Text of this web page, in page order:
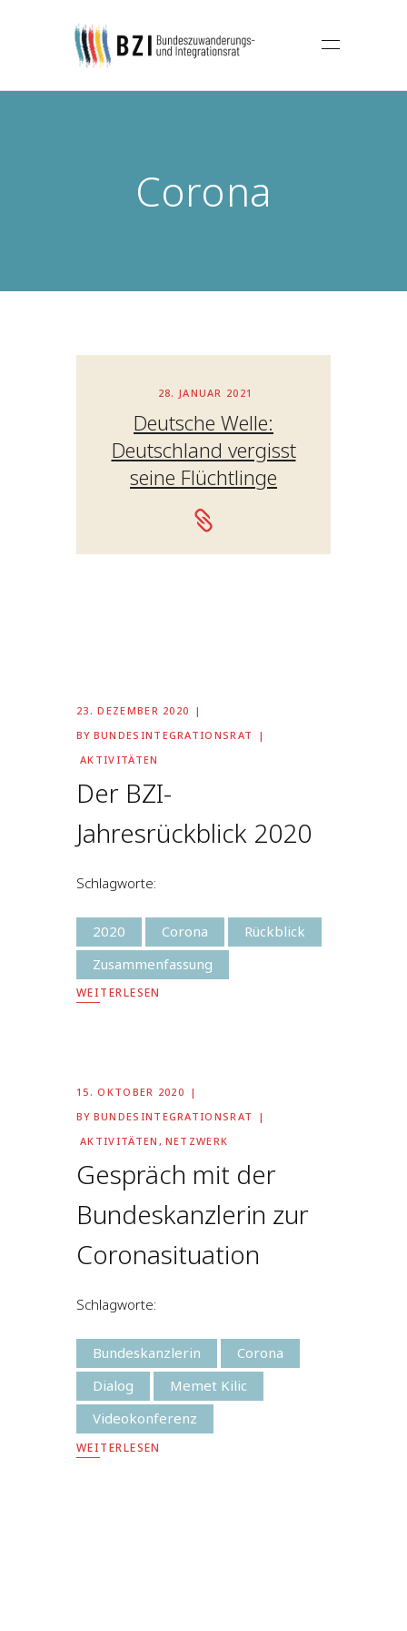
Corona
28. JANUAR 2021
Deutsche Welle:
Deutschland vergisst
seine Flüchtlinge
23. DEZEMBER 2020
BY BUNDESINTEGRATIONSRAT
AKTIVITÄTEN
Der BZI-
Jahresrückblick 2020
Schlagworte:
2020 Corona
Rückblick
Zusammenfassung
WEITERLESEN
15. OKTOBER 2020
BY BUNDESINTEGRATIONSRAT
AKTIVITÄTEN , NETZWERK
Gespräch mit der
Bundeskanzlerin zur
Coronasituation
Schlagworte:
Bundeskanzlerin
Corona
Dialog
Memet Kilic
Videokonferenz
WEITERLESEN